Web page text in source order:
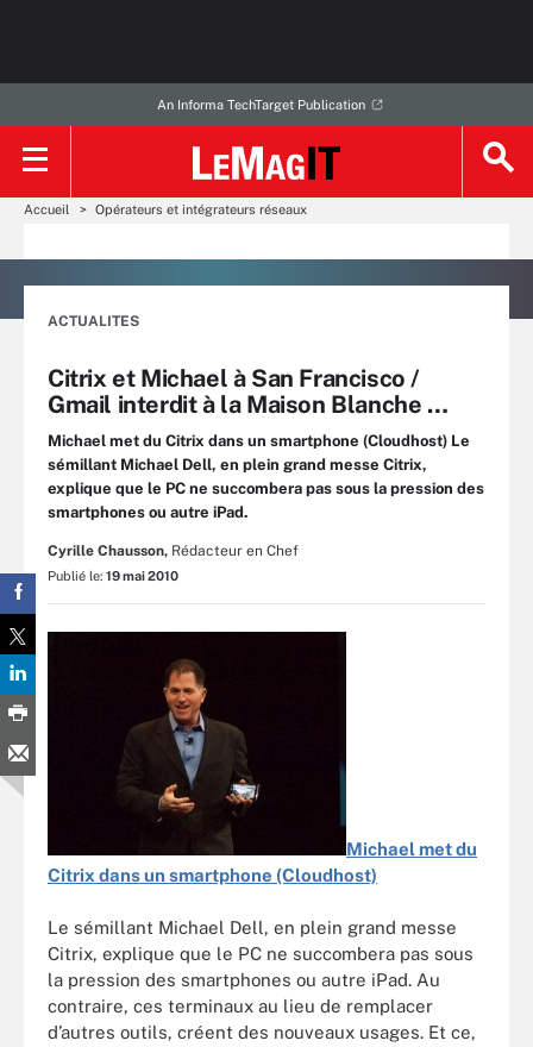
An Informa TechTarget Publication
Accueil Opérateurs et intégrateurs réseaux
ACTUALITES
Citrix et Michael à San Francisco /
Gmail interdit à la Maison Blanche …
Michael met du Citrix dans un smartphone (Cloudhost) Le
sémillant Michael Dell, en plein grand messe Citrix,
explique que le PC ne succombera pas sous la pression des
smartphones ou autre iPad.
Cyrille Chausson, Rédacteur en Chef
Publié le: 19 mai 2010
Michael met du
Citrix dans un smartphone (Cloudhost)
Le sémillant Michael Dell, en plein grand messe
Citrix, explique que le PC ne succombera pas sous
la pression des smartphones ou autre iPad. Au
contraire, ces terminaux au lieu de remplacer
d’autres outils, créent des nouveaux usages. Et ce,